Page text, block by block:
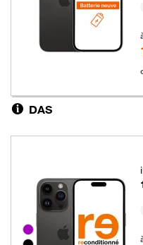
DAS
Groupe de couleurs